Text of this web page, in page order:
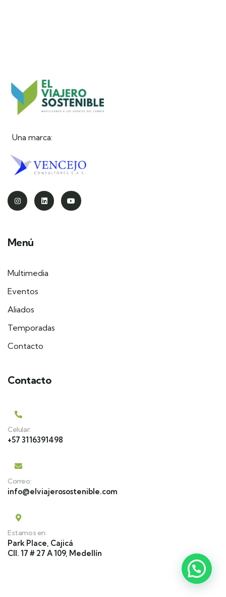
Una marca:
Menú
Multimedia
Eventos
Aliados
Temporadas
Contacto
Contacto
Celular:
+57 3116391498
Correo:
info@elviajerosostenible.com
Estamos en:
Park Place, Cajicá
Cll. 17 # 27 A 109, Medellín